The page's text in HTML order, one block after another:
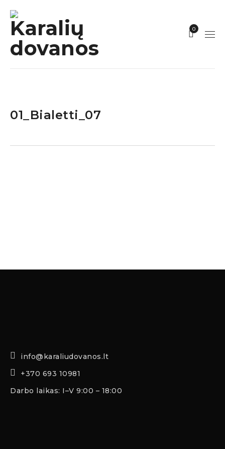
0
01_Bialetti_07
info@karaliudovanos.lt
+370 693 10981
Darbo laikas: I–V 9:00 – 18:00